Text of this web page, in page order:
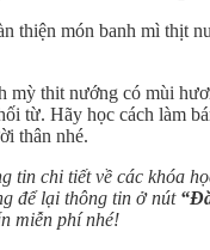
thiện món banh mì thịt
mỳ thit nướng có mùi
từ. Hãy học cách làm
thân nhé.
tin chi tiết về các khóa
để lại thông tin ở nút
miễn phí nhé!